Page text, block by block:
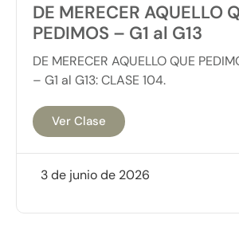
DE MERECER AQUELLO
PEDIMOS – G1 al G13
DE MERECER AQUELLO QUE
– G1 al G13: CLASE 104.
Ver Clase
3 de junio de 2026